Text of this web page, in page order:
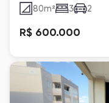
80m² 3 2
R$ 600.000